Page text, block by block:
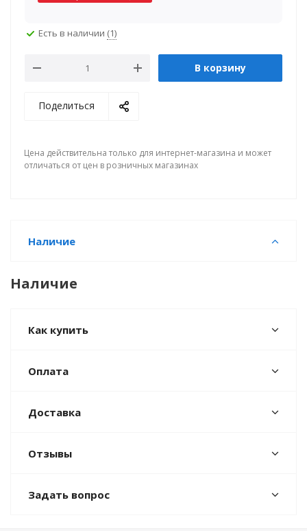
Есть в наличии (1)
В корзину
Поделиться
Цена действительна только для интернет-магазина и может
отличаться от цен в розничных магазинах
Наличие
Наличие
Как купить
Оплата
Доставка
Отзывы
Задать вопрос